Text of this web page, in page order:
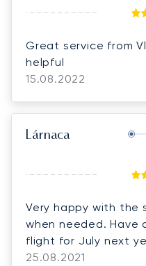
Great service from
helpful
15.08.2022
Lárnaca
Very happy with the
when needed. Have
flight for July next
25.08.2021